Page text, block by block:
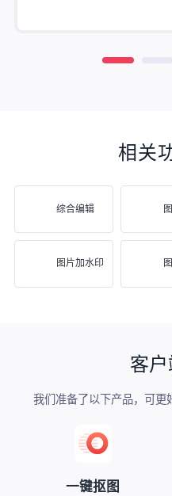
相关
综合编辑
图片加水印
客
我们准备了以下产品，可更
一键抠图